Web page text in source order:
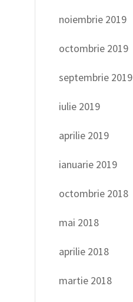
noiembrie 2019
octombrie 2019
septembrie 2019
iulie 2019
aprilie 2019
ianuarie 2019
octombrie 2018
mai 2018
aprilie 2018
martie 2018